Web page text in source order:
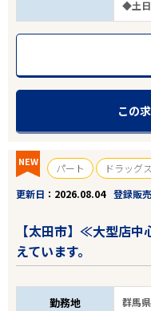
◆土日
この
NEW パート
ドラッグ
更新日
2026.08.04 登録販
【太田市】≪大型店
えています。
勤務地 群馬